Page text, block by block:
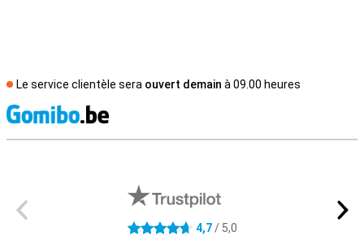
Le service clientèle sera ouvert demain à 09.00 heures
4.7 étoiles 4,7/ 5,0